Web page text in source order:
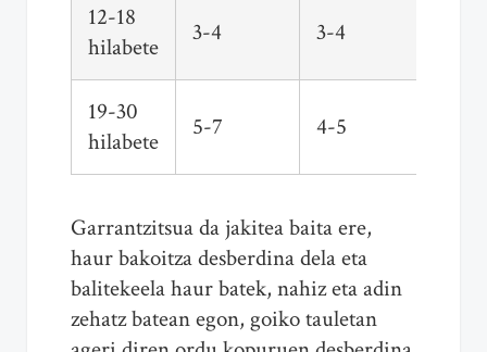
12-18
hilabete
3-4 3-4
19-30
hilabete
5-7 4-5
Garrantzitsua da jakitea baita ere,
haur bakoitza desberdina dela eta
balitekeela haur batek, nahiz eta adin
zehatz batean egon, goiko tauletan